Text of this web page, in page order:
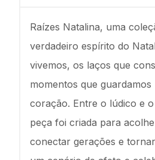
Raízes Natalina, uma
verdadeiro espírito do
vivemos, os laços que
momentos que
coração. Entre o lúdico e
peça foi criada para
conectar gerações e